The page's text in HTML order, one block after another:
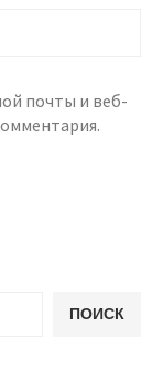
почты и веб-
ПОИСК